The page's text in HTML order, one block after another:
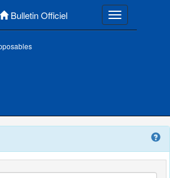
Bulletin Officiel Toggle